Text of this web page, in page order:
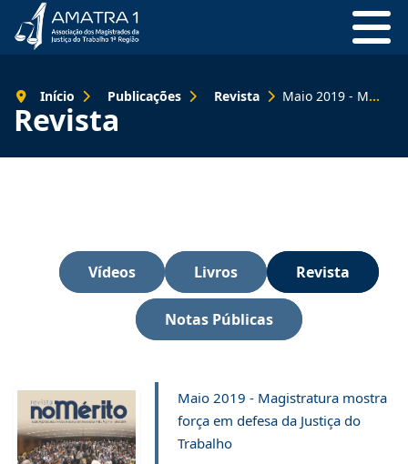
Revista
Início Publicações Revista Maio 2019 - Magistratura mostra força em defesa da Justiça do Trabalho
Vídeos Livros Revista
Notas Públicas
Maio 2019 - Magistratura mostra
força em defesa da Justiça do
Trabalho